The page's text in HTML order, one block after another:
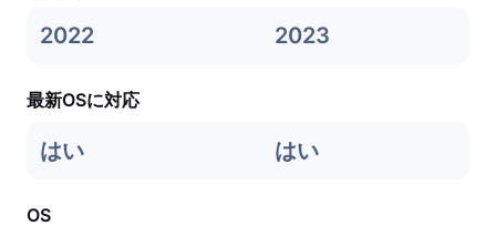
2022 2023
最新OSに対応
はい はい
OS